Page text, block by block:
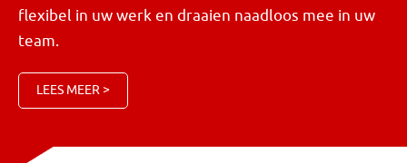
flexibel in uw werk en draaien naadloos mee in uw
team.
LEES MEER >